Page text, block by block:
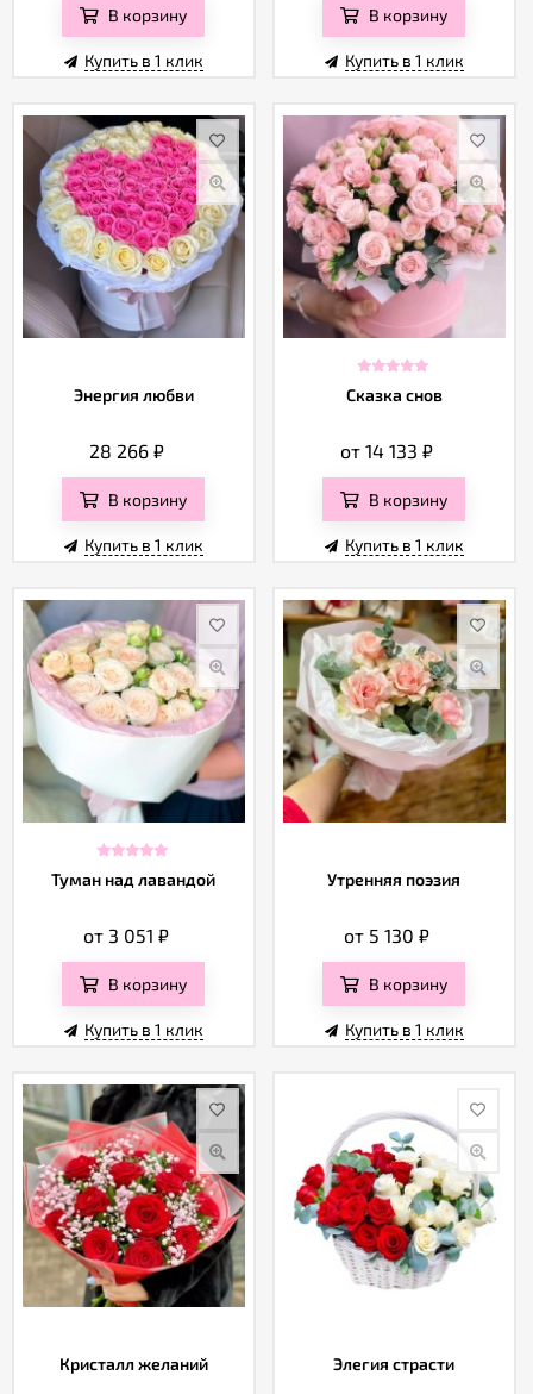
В корзину
Купить в 1 клик
В корзину
Купить в 1 клик
Энергия любви
28 266 ₽
В корзину
Купить в 1 клик
Сказка снов
от 14 133₽
В корзину
Купить в 1 клик
Туман над лавандой
от 3 051₽
В корзину
Купить в 1 клик
Утренняя поэзия
от 5 130₽
В корзину
Купить в 1 клик
Кристалл желаний Элегия страсти